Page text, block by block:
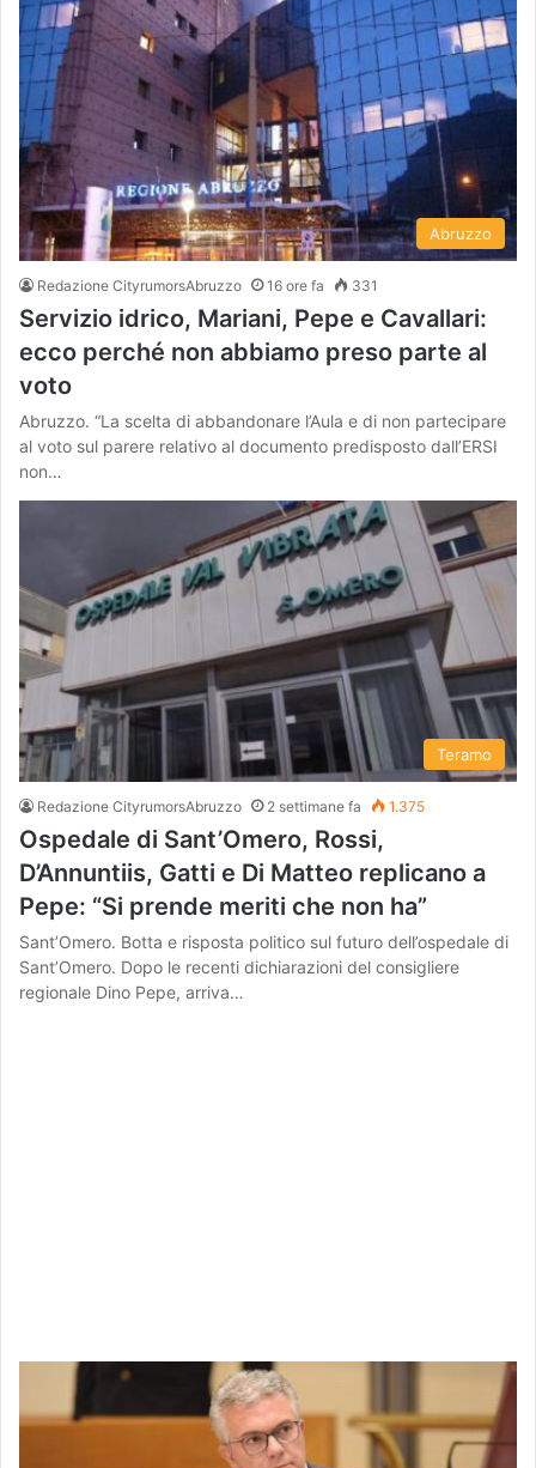
Abruzzo
Redazione CityrumorsAbruzzo 16 ore fa 331
Servizio idrico, Mariani, Pepe e Cavallari:
ecco perché non abbiamo preso parte al
voto
Abruzzo. “La scelta di abbandonare l’Aula e di non partecipare
al voto sul parere relativo al documento predisposto dall’ERSI
non…
Teramo
Redazione CityrumorsAbruzzo 2 settimane fa 1.375
Ospedale di Sant’Omero, Rossi,
D’Annuntiis, Gatti e Di Matteo replicano a
Pepe: “Si prende meriti che non ha”
Sant’Omero. Botta e risposta politico sul futuro dell’ospedale di
Sant’Omero. Dopo le recenti dichiarazioni del consigliere
regionale Dino Pepe, arriva…